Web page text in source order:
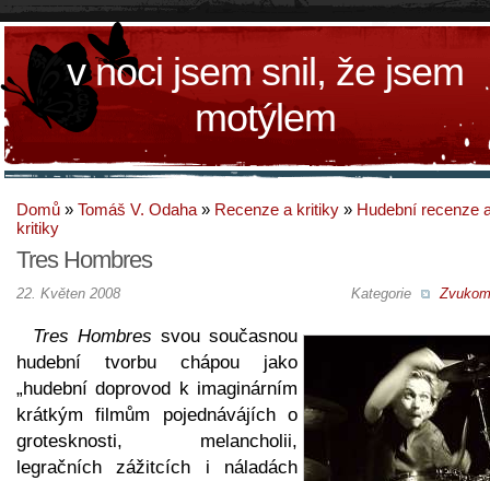
v noci jsem snil, že jsem
motýlem
Domů » Tomáš V. Odaha » Recenze a kritiky » Hudební recenze
kritiky
Tres Hombres
Kategorie
22. Květen 2008
Tres Hombres svou současnou
hudební tvorbu chápou jako
„hudební doprovod k imaginárním
krátkým filmům pojednávájích o
grotesknosti, melancholii,
legračních zážitcích i náladách